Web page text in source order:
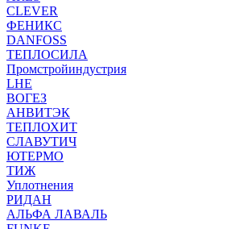
CLEVER
ФЕНИКС
DANFOSS
ТЕПЛОСИЛА
Промстройиндустрия
LHE
ВОГЕЗ
АНВИТЭК
ТЕПЛОХИТ
СЛАВУТИЧ
ЮТЕРМО
ТИЖ
Уплотнения
РИДАН
АЛЬФА ЛАВАЛЬ